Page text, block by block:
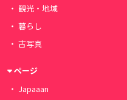
観光・地域
暮らし
古写真
ページ
Japaaan